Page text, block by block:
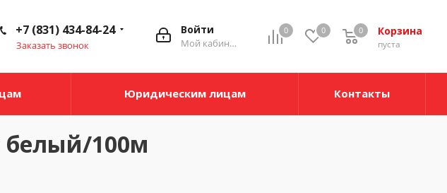
0 0 Корзина
пуста
0
Войти
Мой кабинет
+7 (831) 434-84-24
Заказать звонок
Юридическим лицам Контакты
100м